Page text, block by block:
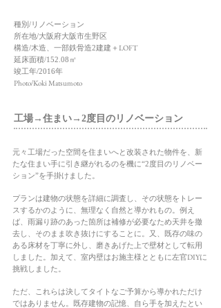
種別/リノベーション
所在地/大阪府大阪市生野区
構造/木造、一部鉄骨造2建建＋LOFT
延床面積/152.08㎡
竣工年/2016年
Photo/Koki Matsumoto
工場→住まい→2度目のリノベーション
元々工場だった空間を住まいへと改装された物件を、新
たな住まい手に引き継がれるのを機に“2度目のリノベー
ション”を手掛けました。
プランは建物の状態を詳細に調査し、その状態をトレー
スするかのように、無理なく自然と導かれもの。例え
ば、雨漏り跡のあった箇所は補修が必要なため天井を撤
去し、そのまま吹き抜けにすることに。又、既存の味の
ある床材を丁寧に外し、磨きあげた上で壁材として転用
しました。加えて、室内壁はお施主様とともに左官DIYに
挑戦しました。
ただ、これらは決してタイトなご予算から導かれただけ
ではありません。既存建物の記憶、自ら手を加えたとい